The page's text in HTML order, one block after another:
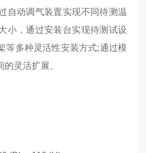
自动调气装置实现不同待测温
小，通过安装台实现待测试设
等多种灵活性安装方式;通过模
灵活扩展。